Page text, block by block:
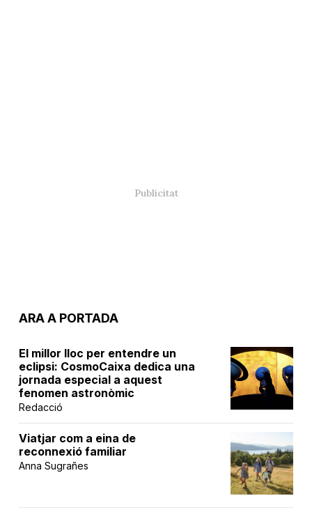
ARA A PORTADA
El millor lloc per entendre un
eclipsi: CosmoCaixa dedica una
jornada especial a aquest
fenomen astronòmic
Redacció
Viatjar com a eina de
reconnexió familiar
Anna Sugrañes